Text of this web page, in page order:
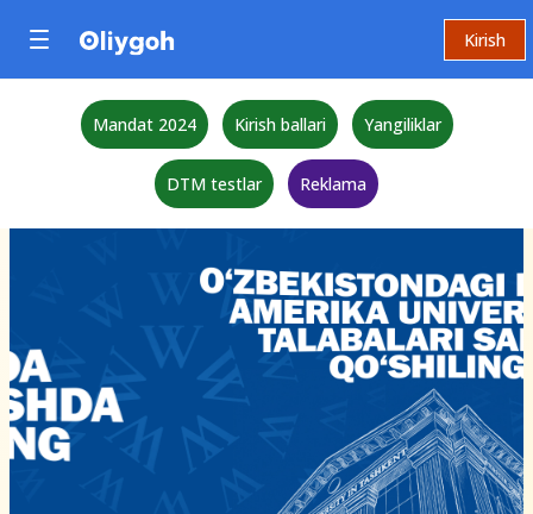
Kirish
Mandat 2024 Kirish ballari Yangiliklar
DTM testlar Reklama